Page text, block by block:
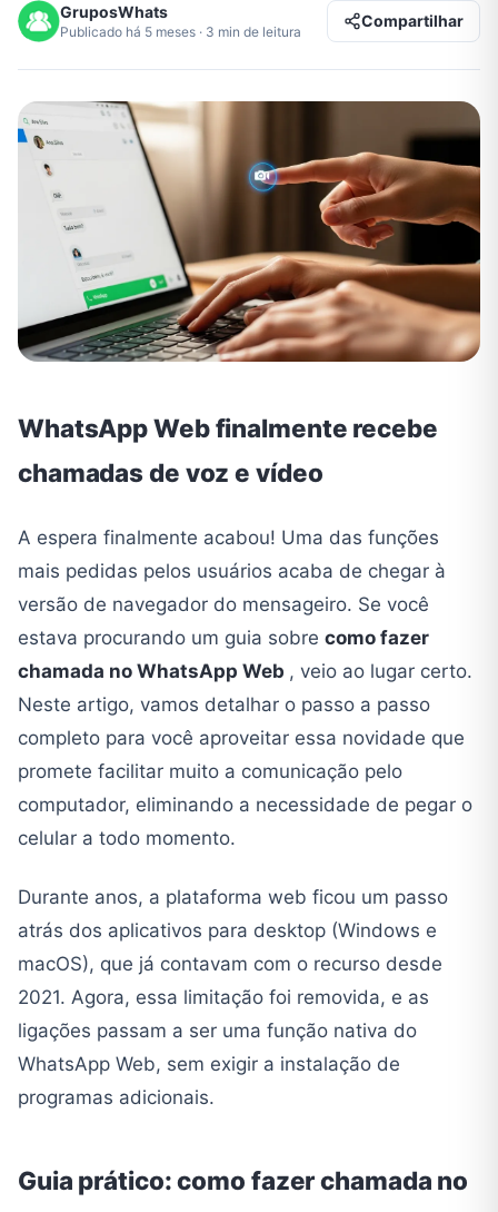
GruposWhats
Publicado há 5 meses · 3 min de leitura
Compartilhar
WhatsApp Web finalmente recebe
chamadas de voz e vídeo
A espera finalmente acabou! Uma das funções
mais pedidas pelos usuários acaba de chegar à
versão de navegador do mensageiro. Se você
estava procurando um guia sobre como fazer
chamada no WhatsApp Web , veio ao lugar certo.
Neste artigo, vamos detalhar o passo a passo
completo para você aproveitar essa novidade que
promete facilitar muito a comunicação pelo
computador, eliminando a necessidade de pegar o
celular a todo momento.
Durante anos, a plataforma web ficou um passo
atrás dos aplicativos para desktop (Windows e
macOS), que já contavam com o recurso desde
2021. Agora, essa limitação foi removida, e as
ligações passam a ser uma função nativa do
WhatsApp Web, sem exigir a instalação de
programas adicionais.
Guia prático: como fazer chamada no